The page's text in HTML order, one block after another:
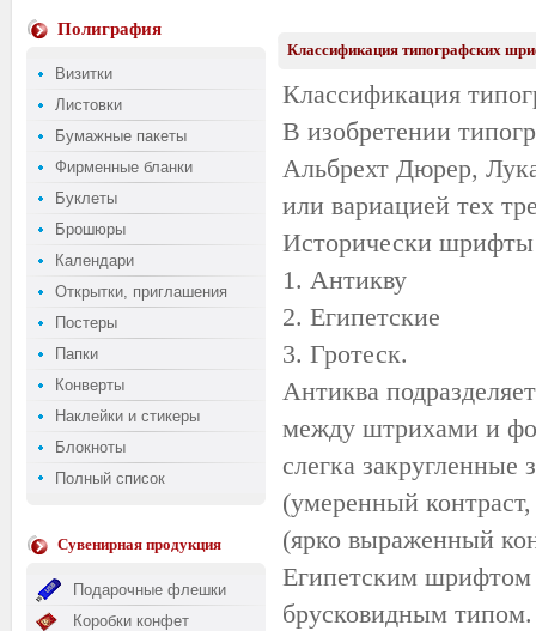
Полиграфия
Визитки
Листовки
Бумажные пакеты
Фирменные бланки
Буклеты
Брошюры
Календари
Открытки, приглашения
Постеры
Папки
Конверты
Наклейки и стикеры
Блокноты
Полный список
Сувенирная продукция
Подарочные флешки
Коробки конфет
Классификация типографских
Классификация
В изобретении
Альбрехт Дюрер,
или вариацией тех
Исторически
1. Антикву
2. Египетские
3. Гротеск.
Антиква
между штрихами и
слегка закругленные
(умеренный контраст,
(ярко выраженный
Египетским шрифтом
брусковидным